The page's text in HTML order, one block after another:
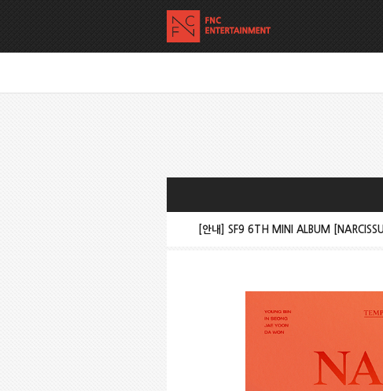
[안내] SF9 6TH MINI ALBUM